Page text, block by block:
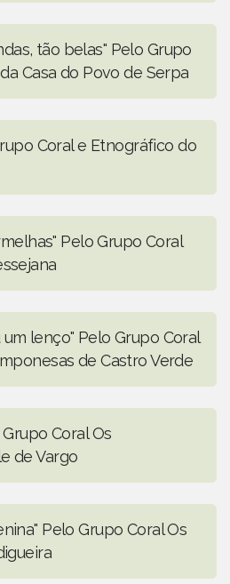
tão belas" Pelo Grupo
Casa do Povo de Serpa
Coral e Etnográfico do
Pelo Grupo Coral
lenço" Pelo Grupo Coral
de Castro Verde
Coral Os
de Vargo
Pelo Grupo Coral Os